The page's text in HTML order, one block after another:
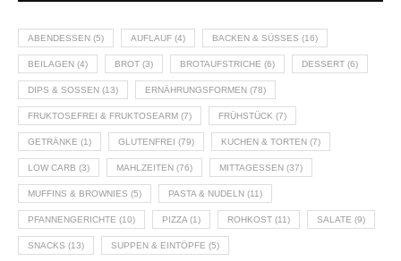
ABENDESSEN (5) AUFLAUF (4) BACKEN & SÜSSES (16)
BEILAGEN (4) BROT (3) BROTAUFSTRICHE (6) DESSERT (6)
DIPS & SOSSEN (13) ERNÄHRUNGSFORMEN (78)
FRUKTOSEFREI & FRUKTOSEARM (7) FRÜHSTÜCK (7)
GETRÄNKE (1) GLUTENFREI (79) KUCHEN & TORTEN (7)
LOW CARB (3) MAHLZEITEN (76) MITTAGESSEN (37)
MUFFINS & BROWNIES (5) PASTA & NUDELN (11)
PFANNENGERICHTE (10) PIZZA (1) ROHKOST (11) SALATE (9)
SNACKS (13) SUPPEN & EINTÖPFE (5)